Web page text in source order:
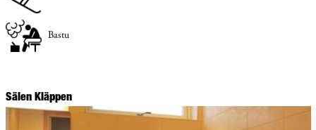
Bastu
Sälen Kläppen